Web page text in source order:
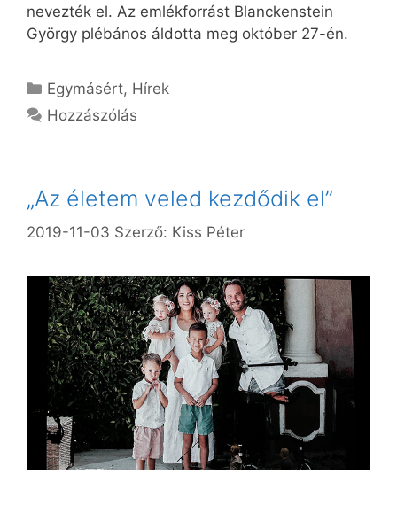
nevezték el. Az emlékforrást Blanckenstein
György plébános áldotta meg október 27-én.
Kategória
Egymásért, Hírek
Hozzászólás
„Az életem veled kezdődik el”
2019-11-03 Szerző: Kiss Péter